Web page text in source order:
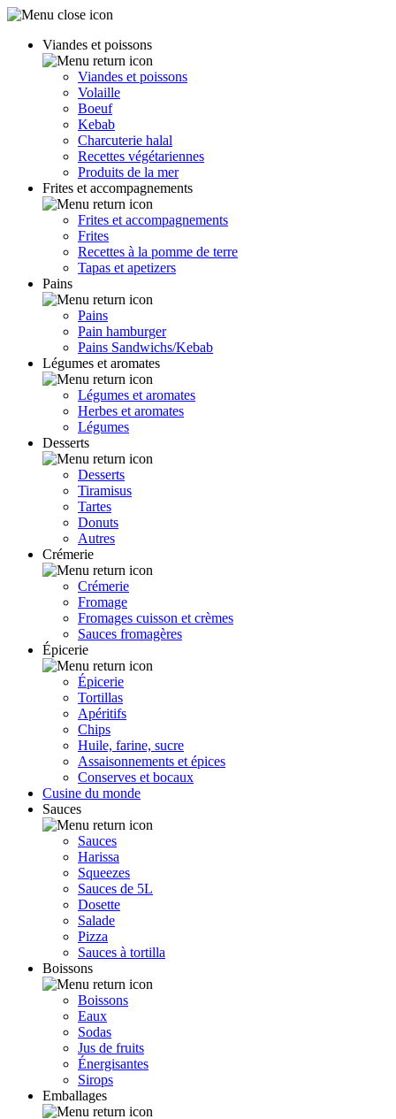
Viandes et poissons
Viandes et poissons
Volaille
Boeuf
Kebab
Charcuterie halal
Recettes végétariennes
Produits de la mer
Frites et accompagnements
Frites et accompagnements
Frites
Recettes à la pomme de terre
Tapas et apetizers
Pains
Pains
Pain hamburger
Pains Sandwichs/Kebab
Légumes et aromates
Légumes et aromates
Herbes et aromates
Légumes
Desserts
Desserts
Tiramisus
Tartes
Donuts
Autres
Crémerie
Crémerie
Fromage
Fromages cuisson et crèmes
Sauces fromagères
Épicerie
Épicerie
Tortillas
Apéritifs
Chips
Huile, farine, sucre
Assaisonnements et épices
Conserves et bocaux
Cusine du monde
Sauces
Sauces
Harissa
Squeezes
Sauces de 5L
Dosette
Salade
Pizza
Sauces à tortilla
Boissons
Boissons
Eaux
Sodas
Jus de fruits
Énergisantes
Sirops
Emballages